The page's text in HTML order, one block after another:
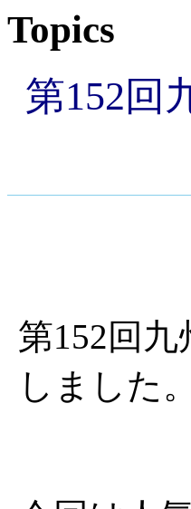
Topics
第152回
第152回
しました。